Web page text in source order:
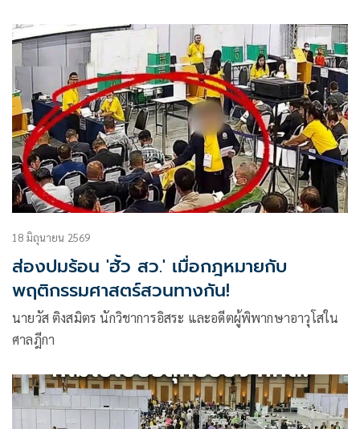
ดังนี้
18 มิถุนายน 2569
ส่องปมร้อน 'ฮั้ว สว.' เมื่อกฎหมายกับ
พฤติกรรมศาสตร์สวนทางกัน!
นายวัส ติงสมิตร นักวิชาการอิสระ และอดีตผู้พิพากษาอาวุโสใน
ศาลฎีกา